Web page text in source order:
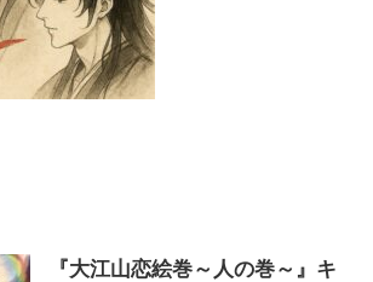
『大江山恋絵巻～人の巻～』キ